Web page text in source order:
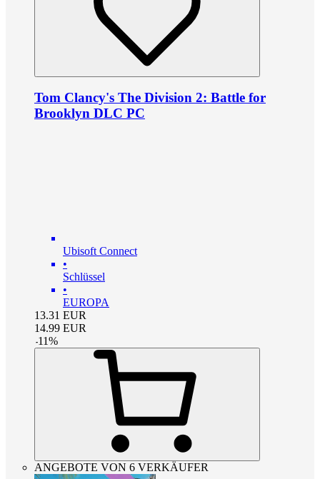
Tom Clancy's The Division 2: Battle for
Brooklyn DLC PC
Ubisoft Connect
•
Schlüssel
•
EUROPA
13.31 EUR
14.99 EUR
-11%
ANGEBOTE VON 6 VERKÄUFER